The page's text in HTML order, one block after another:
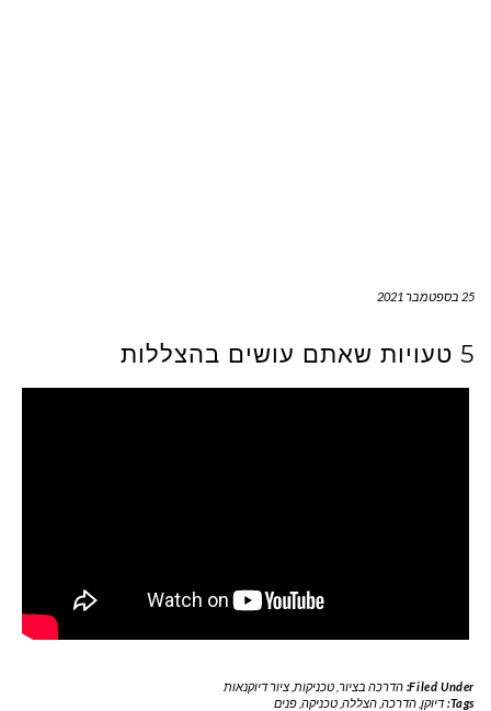
25 בספטמבר 2021
5 טעויות שאתם עושים בהצללות
Filed Under: הדרכה בציור, טכניקות ציור דיוקנאות
Tags: דיוקן, הדרכה, הצללה, טכניקה, פנים